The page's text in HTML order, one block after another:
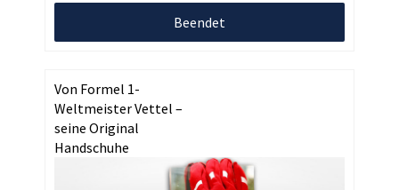
Beendet
Von Formel 1-
Weltmeister Vettel –
seine Original
Handschuhe